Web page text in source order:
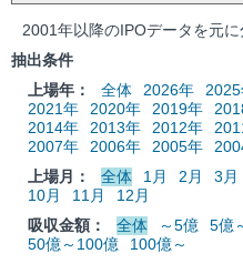
2001年以降のIPOデータを元に
抽出条件
上場年：
全体 2026年
2021年
2020年 2019年
2014年
2013年 2012年
2007年
2006年 2005年
上場月：
全体 1月 2月 3月
10月
11月
12月
吸収金額：
全体 ～5億 5億
50億～100億
100億～